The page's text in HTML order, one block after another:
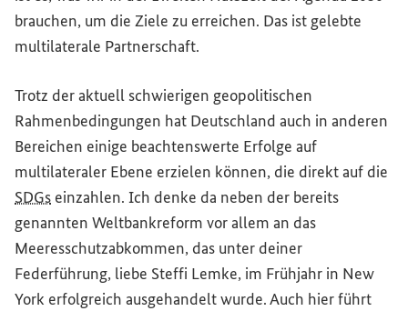
brauchen, um die Ziele zu erreichen. Das ist gelebte
multilaterale Partnerschaft.
Trotz der aktuell schwierigen geopolitischen
Rahmenbedingungen hat Deutschland auch in anderen
Bereichen einige beachtenswerte Erfolge auf
multilateraler Ebene erzielen können, die direkt auf die
SDGs einzahlen. Ich denke da neben der bereits
genannten Weltbankreform vor allem an das
Meeresschutzabkommen, das unter deiner
Federführung, liebe Steffi Lemke, im Frühjahr in New
York erfolgreich ausgehandelt wurde. Auch hier führt